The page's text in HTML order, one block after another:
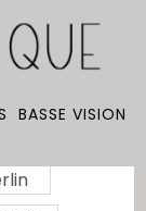
BASSE VISION